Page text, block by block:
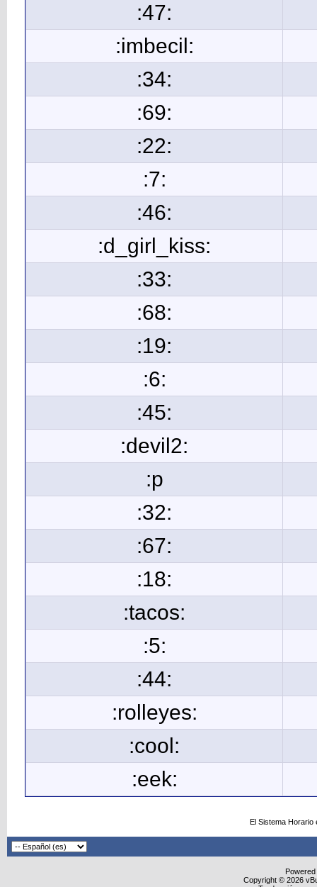
:47:
:imbecil:
:34:
:69:
:22:
:7:
:46:
:d_girl_kiss:
:33:
:68:
:19:
:6:
:45:
:devil2:
:p
:32:
:67:
:18:
:tacos:
:5:
:44:
:rolleyes:
:cool:
:eek:
El Sistema
Copyright © 2026